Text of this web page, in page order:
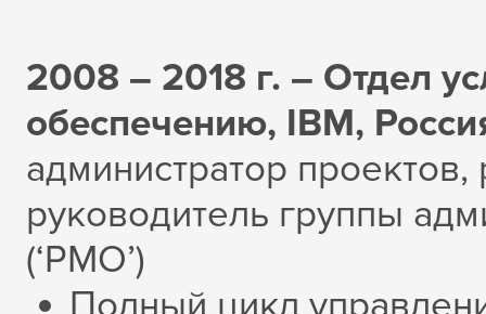
2008 – 2018 г. – Отдел
обеспечению, IBM,
администратор
руководитель группы
(‘PMO’)